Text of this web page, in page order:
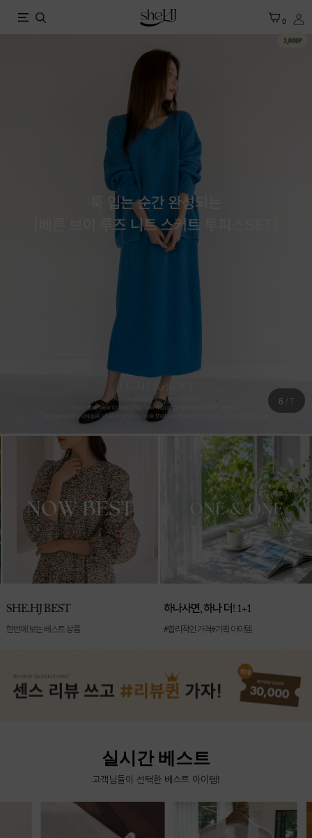
X 0
3,000P
6 / 7
SHE.HJ BEST
한번에 보는 베스트 상품
하나사면, 하나 더! 1+1
#합리적인 가격#기획 아이템
실시간 베스트
고객님들이 선택한 베스트 아이템!